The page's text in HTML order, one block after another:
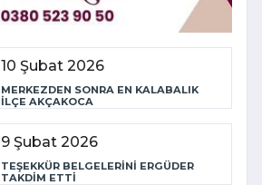
10 Şubat 2026
MERKEZDEN SONRA EN KALABALIK
İLÇE AKÇAKOCA
9 Şubat 2026
TEŞEKKÜR BELGELERİNİ ERGÜDER
TAKDİM ETTİ